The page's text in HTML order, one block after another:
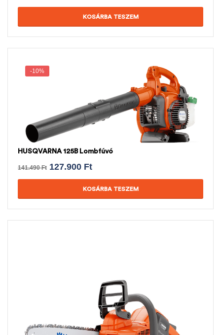
KOSÁRBA TESZEM
-10%
HUSQVARNA 125B Lombfúvó
141.490Ft 127.900 Ft
KOSÁRBA TESZEM